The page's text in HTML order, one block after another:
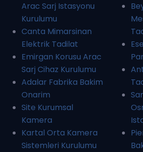
Arac Sarj Istasyonu
Kurulumu
Canta Mimarsinan
Elektrik Tadilat
Emirgan Korusu Arac
Sarj Cihaz Kurulumu
Adalar Fabrika Bakim
Onarim
Site Kurumsal
Kamera
Kartal Orta Kamera
Sistemleri Kurulumu